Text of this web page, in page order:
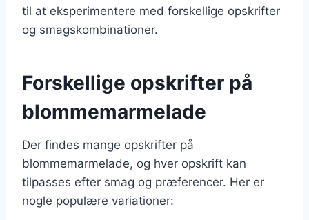
til at eksperimentere med forskellige opskrifter
og smagskombinationer.
Forskellige opskrifter på
blommemarmelade
Der findes mange opskrifter på
blommemarmelade, og hver opskrift kan
tilpasses efter smag og præferencer. Her er
nogle populære variationer: